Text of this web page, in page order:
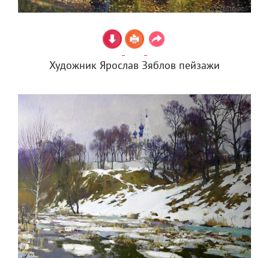
Художник Ярослав Зяблов пейзажи